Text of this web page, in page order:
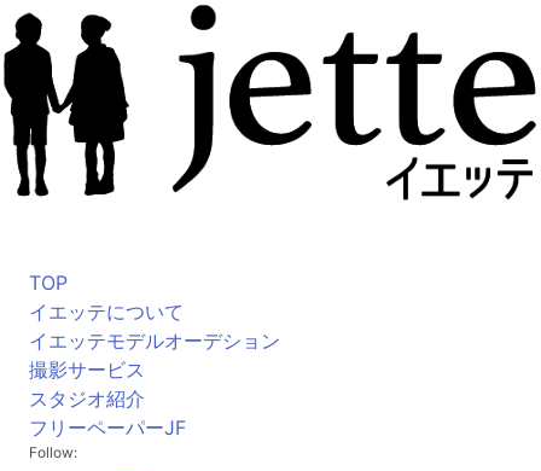
TOP
イエッテについて
イエッテモデルオーデション
撮影サービス
スタジオ紹介
フリーペーパーJF
Follow: